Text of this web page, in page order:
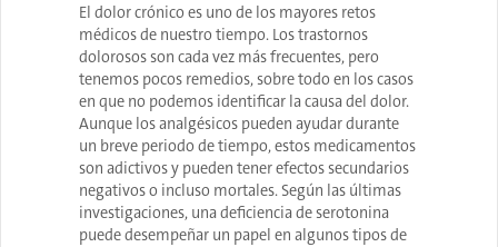
El dolor crónico es uno de los mayores retos
médicos de nuestro tiempo. Los trastornos
dolorosos son cada vez más frecuentes, pero
tenemos pocos remedios, sobre todo en los casos
en que no podemos identificar la causa del dolor.
Aunque los analgésicos pueden ayudar durante
un breve periodo de tiempo, estos medicamentos
son adictivos y pueden tener efectos secundarios
negativos o incluso mortales. Según las últimas
investigaciones, una deficiencia de serotonina
puede desempeñar un papel en algunos tipos de